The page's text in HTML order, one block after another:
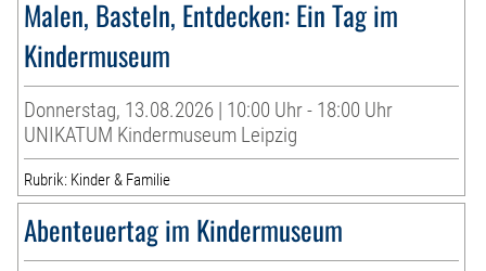
Malen, Basteln, Entdecken: Ein Tag im
Kindermuseum
Donnerstag, 13.08.2026 | 10:00 Uhr - 18:00 Uhr
UNIKATUM Kindermuseum Leipzig
Rubrik: Kinder & Familie
Abenteuertag im Kindermuseum